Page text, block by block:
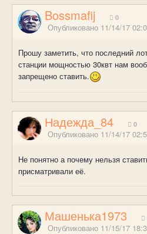
Bossmafij 0
Опубликовано 11/14/17
Прошу заметить, что последний
станции мощностью 30квт нам
запрещено ставить.
Надежда_84 0
Опубликовано 11/14/17
Не понятно а почему нельзя
присматривали её.
Машенька1973
Опубликовано 11/15/17